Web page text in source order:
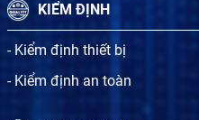
KIỂM ĐỊNH
- Kiểm định thiết bị
- Kiểm định an toàn